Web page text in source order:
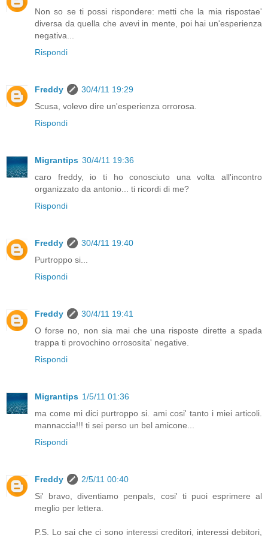
Non so se ti possi rispondere: metti che la mia rispostae'
diversa da quella che avevi in mente, poi hai un'esperienza
negativa...
Rispondi
Freddy
30/4/11 19:29
Scusa, volevo dire un'esperienza orrorosa.
Rispondi
Migrantips 30/4/11 19:36
caro freddy, io ti ho conosciuto una volta all'incontro
organizzato da antonio... ti ricordi di me?
Rispondi
Freddy
30/4/11 19:40
Purtroppo si...
Rispondi
Freddy
30/4/11 19:41
O forse no, non sia mai che una risposte dirette a spada
trappa ti provochino orrososita' negative.
Rispondi
Migrantips 1/5/11 01:36
ma come mi dici purtroppo si. ami cosi' tanto i miei articoli.
mannaccia!!! ti sei perso un bel amicone...
Rispondi
Freddy
2/5/11 00:40
Si' bravo, diventiamo penpals, cosi' ti puoi esprimere al
meglio per lettera.
P.S. Lo sai che ci sono interessi creditori, interessi debitori,